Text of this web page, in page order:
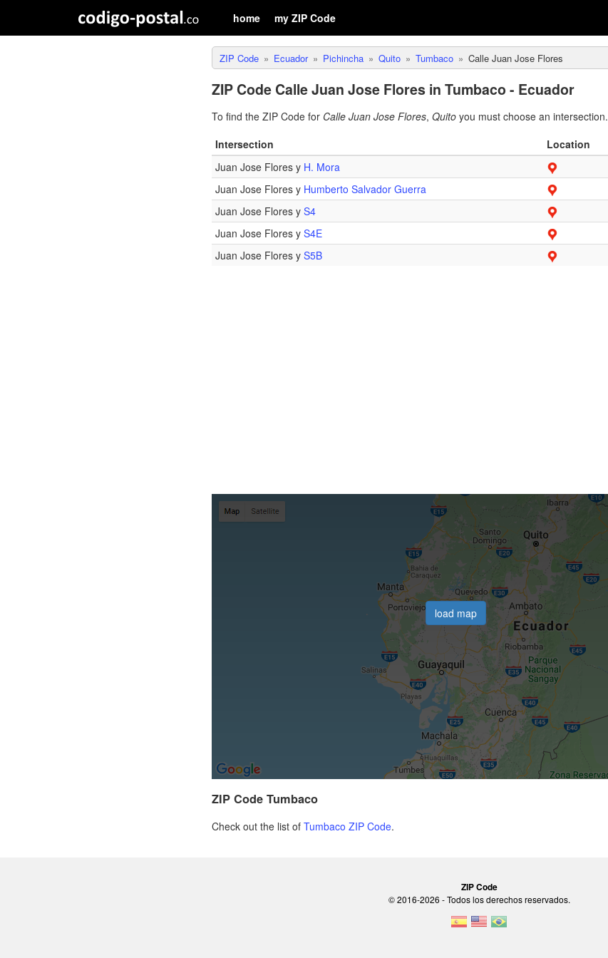
home my ZIP Code
ZIP Code Ecuador Pichincha Quito Tumbaco Calle Juan Jose Flores
ZIP Code Calle Juan Jose Flores in Tumbaco - Ecuador
To find the ZIP Code for Calle Juan Jose Flores, Quito you must choose an intersection.
Intersection
Location
Juan Jose Flores y H. Mora
Juan Jose Flores y Humberto Salvador Guerra
Juan Jose Flores y S4
Juan Jose Flores y S4E
Juan Jose Flores y S5B
load map
ZIP Code Tumbaco
Check out the list of Tumbaco ZIP Code.
ZIP Code
© 2016-2026 - Todos los derechos reservados.